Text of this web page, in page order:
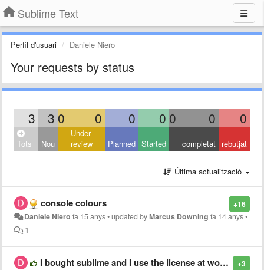
Sublime Text
Perfil d'usuari Daniele Niero
Your requests by status
3 3 0 0 0 0 0 0 0
Tots Nou
Under
review
Planned Started completat rebutjat
Última actualització
+16
console colours
Daniele Niero fa 15 anys•updated byMarcus Downing fa 14 anys•
1
+3
I bought sublime and I use the license at work...